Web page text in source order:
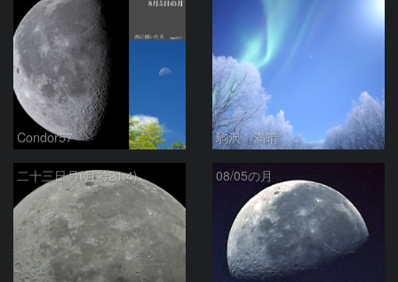
Condor57 駒沢 満晴
二十三日月(月齢21.4) 08/05の月